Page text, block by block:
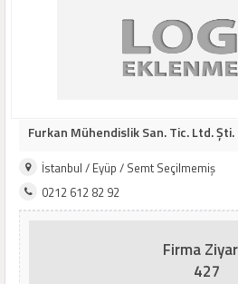
Furkan Mühendislik San. Tic. Ltd. Şti.
İstanbul / Eyüp / Semt Seçilmemiş
0212 612 82 92
Firma
427